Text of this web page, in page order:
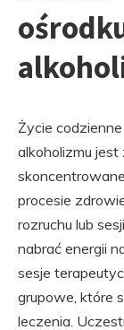
Życie
alkoholizmu
procesie
rozruchu lub
nabrać energii
sesje
grupowe, które
leczenia.